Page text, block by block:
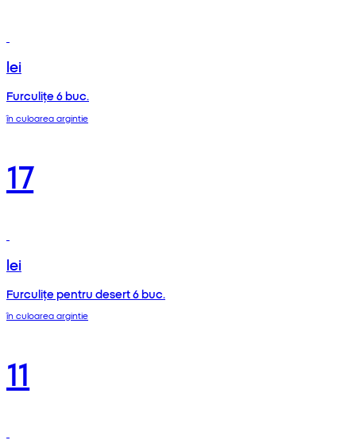
lei
Furculițe 6 buc.
în culoarea argintie
17
lei
Furculițe pentru desert 6 buc.
în culoarea argintie
11